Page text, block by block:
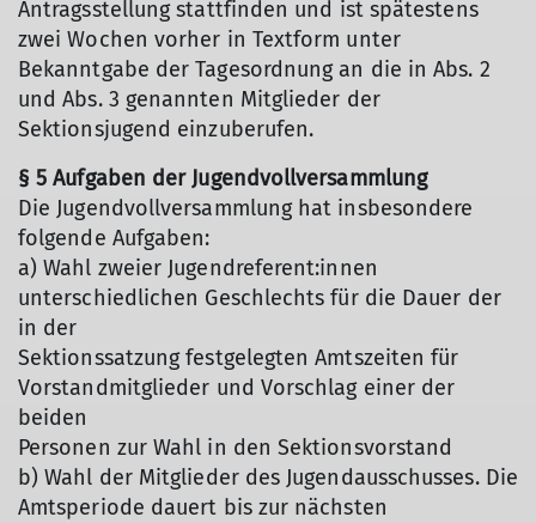
Antragsstellung stattfinden und ist spätestens
zwei Wochen vorher in Textform unter
Bekanntgabe der Tagesordnung an die in Abs. 2
und Abs. 3 genannten Mitglieder der
Sektionsjugend einzuberufen.
§ 5 Aufgaben der Jugendvollversammlung
Die Jugendvollversammlung hat insbesondere
folgende Aufgaben:
a) Wahl zweier Jugendreferent:innen
unterschiedlichen Geschlechts für die Dauer der
in der
Sektionssatzung festgelegten Amtszeiten für
Vorstandmitglieder und Vorschlag einer der
beiden
Personen zur Wahl in den Sektionsvorstand
b) Wahl der Mitglieder des Jugendausschusses. Die
Amtsperiode dauert bis zur nächsten